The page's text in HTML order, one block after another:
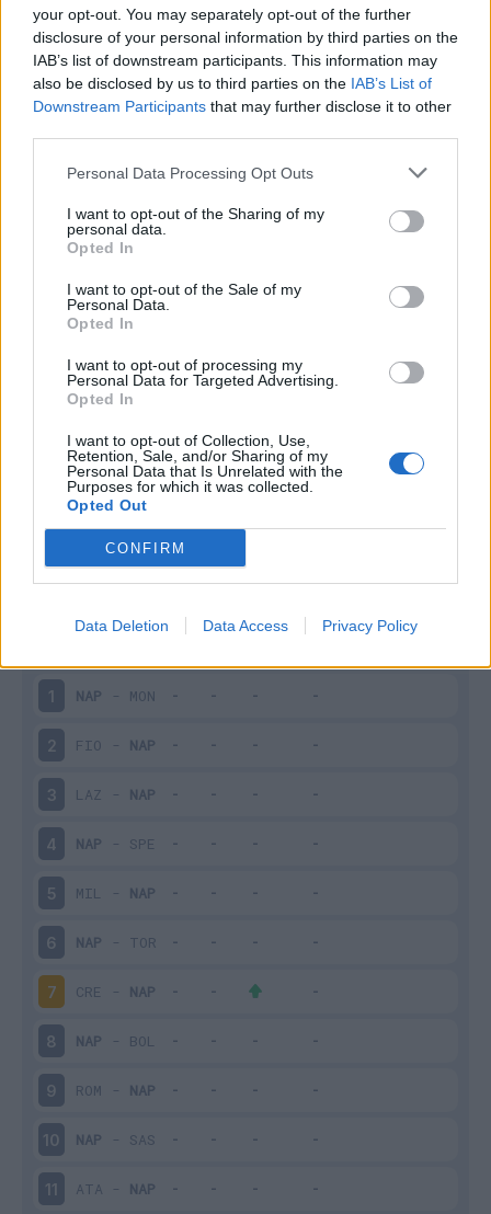
your opt-out. You may separately opt-out of the further
disclosure of your personal information by third parties on the
IAB’s list of downstream participants. This information may
also be disclosed by us to third parties on the IAB’s List of
Downstream Participants that may further disclose it to other
Personal Data Processing Opt Outs
I want to opt-out of the Sharing of my
personal data.
Opted In
I want to opt-out of the Sale of my
Personal Data.
Opted In
I want to opt-out of processing my
Personal Data for Targeted Advertising.
Opted In
I want to opt-out of Collection, Use,
Retention, Sale, and/or Sharing of my
Personal Data that Is Unrelated with the
Purposes for which it was collected.
Opted Out
CONFIRM
Data Deletion Data Access Privacy Policy
Entrato 2 - 6%
Infortunato 0 - 0
Scarica riepilogo
Scarica
1 NAP - MON
2 FIO - NAP
3 LAZ - NAP
4 NAP - SPE
5 MIL - NAP
6 NAP - TOR
7 CRE - NAP
8 NAP - BOL
9 ROM - NAP
10 NAP - SAS
11 ATA - NAP